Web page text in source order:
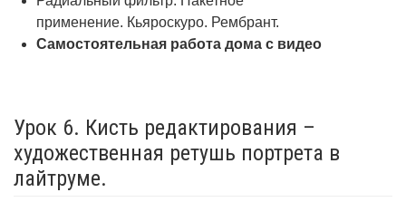
применение. Кьяроскуро. Рембрант.
Самостоятельная работа дома с видео
Урок 6. Кисть редактирования –
художественная ретушь портрета в
лайтруме.